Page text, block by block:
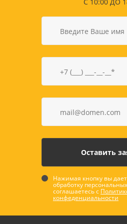
Нажимая кнопку вы
обработку
соглашаетесь с
конфеденциальности